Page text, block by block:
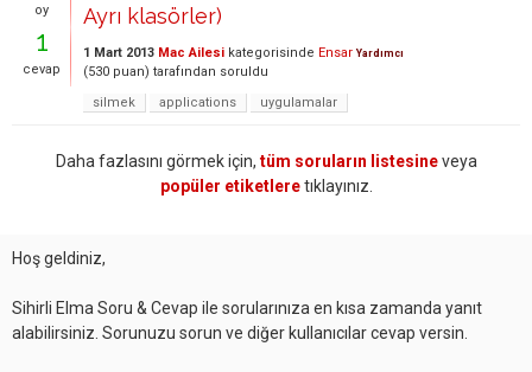
oy
1
cevap
Ayrı klasörler)
1 Mart 2013 Mac Ailesi kategorisinde Ensar Yardımcı
(530 puan) tarafından soruldu
silmek
applications uygulamalar
Daha fazlasını görmek için, tüm soruların listesineveya
popüler etiketleretıklayınız.
Hoş geldiniz,
Sihirli Elma Soru & Cevap ile sorularınıza en kısa zamanda yanıt
alabilirsiniz. Sorunuzu sorun ve diğer kullanıcılar cevap versin.